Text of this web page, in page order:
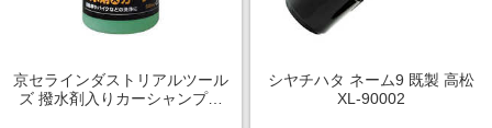
京セラインダストリアルツール
ズ 撥水剤入りカーシャンプー
シヤチハタ ネーム9 既製 高松
XL-90002